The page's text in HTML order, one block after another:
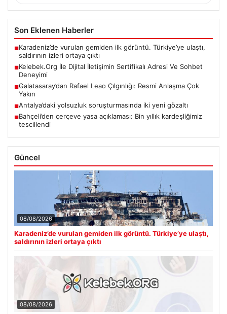
Son Eklenen Haberler
■Karadeniz’de vurulan gemiden ilk görüntü. Türkiye’ye ulaştı,
saldırının izleri ortaya çıktı
■Kelebek.Org İle Dijital İletişimin Sertifikalı Adresi Ve Sohbet
Deneyimi
■Galatasaray’dan Rafael Leao Çılgınlığı: Resmi Anlaşma Çok
Yakın
■Antalya’daki yolsuzluk soruşturmasında iki yeni gözaltı
■Bahçeli’den çerçeve yasa açıklaması: Bin yıllık kardeşliğimiz
tescillendi
Güncel
08/08/2026
Karadeniz’de vurulan gemiden ilk görüntü. Türkiye’ye ulaştı,
saldırının izleri ortaya çıktı
08/08/2026